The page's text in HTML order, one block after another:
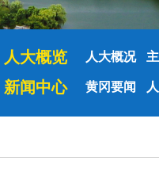
人大概览 人大概况
新闻中心 黄冈要闻